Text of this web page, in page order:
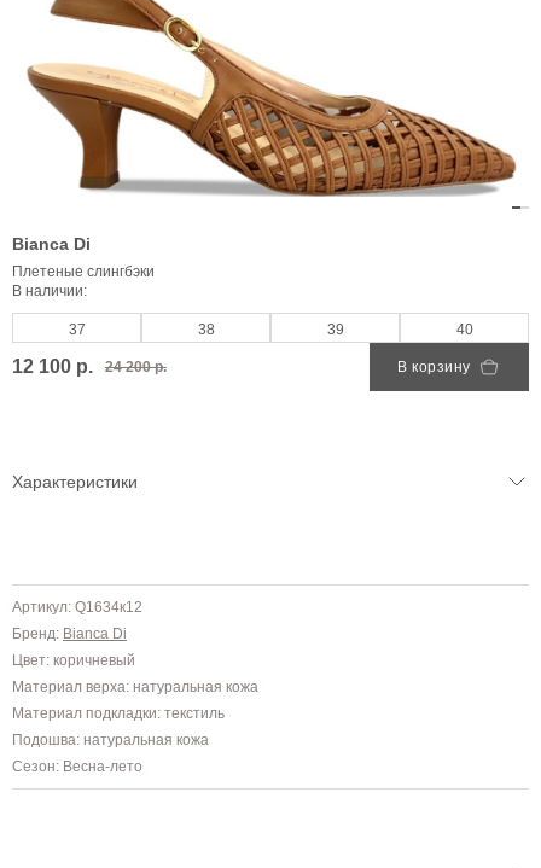
Bianca Di
Плетеные слингбэки
В наличии:
37 38 39 40
12 100 р. 24 200 р. В корзину
Характеристики
Артикул: Q1634к12
Бренд: Bianca Di
Цвет: коричневый
Материал верха: натуральная кожа
Материал подкладки: текстиль
Подошва: натуральная кожа
Сезон: Весна-лето